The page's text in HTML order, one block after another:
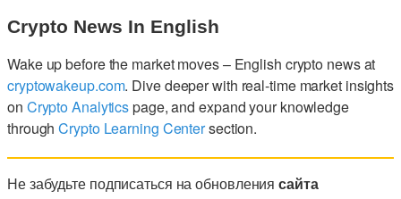
Crypto News In English
Wake up before the market moves – English crypto news at
cryptowakeup.com. Dive deeper with real-time market insights
on Crypto Analyticspage, and expand your knowledge
throughCrypto Learning Centersection.
Не забудьте подписаться на обновлениясайта